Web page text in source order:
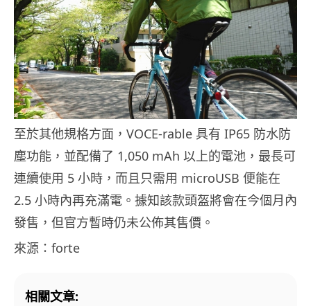
至於其他規格方面，VOCE-rable 具有 IP65 防水防
塵功能，並配備了 1,050 mAh 以上的電池，最長可
連續使用 5 小時，而且只需用 microUSB 便能在
2.5 小時內再充滿電。據知該款頭盔將會在今個月內
發售，但官方暫時仍未公佈其售價。
來源：forte
相關文章: